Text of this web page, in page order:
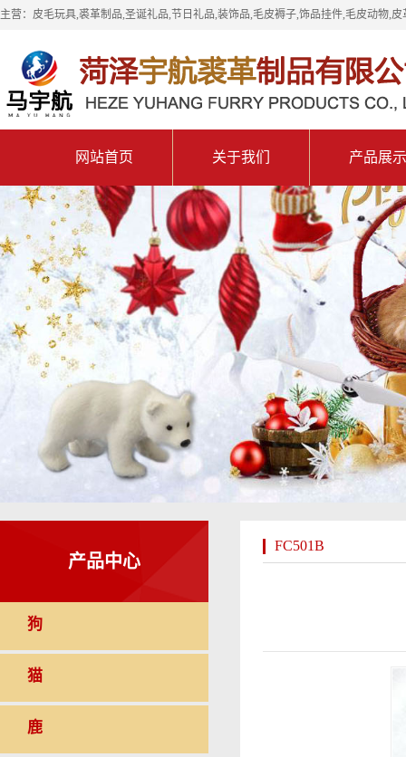
主营：皮毛玩具,裘革制品,圣诞礼品,节日礼品,装饰品,毛皮褥子,饰品挂件,毛皮动物,
网站首页 关于我们 产品展示
产品中心
狗
猫
鹿
FC501B